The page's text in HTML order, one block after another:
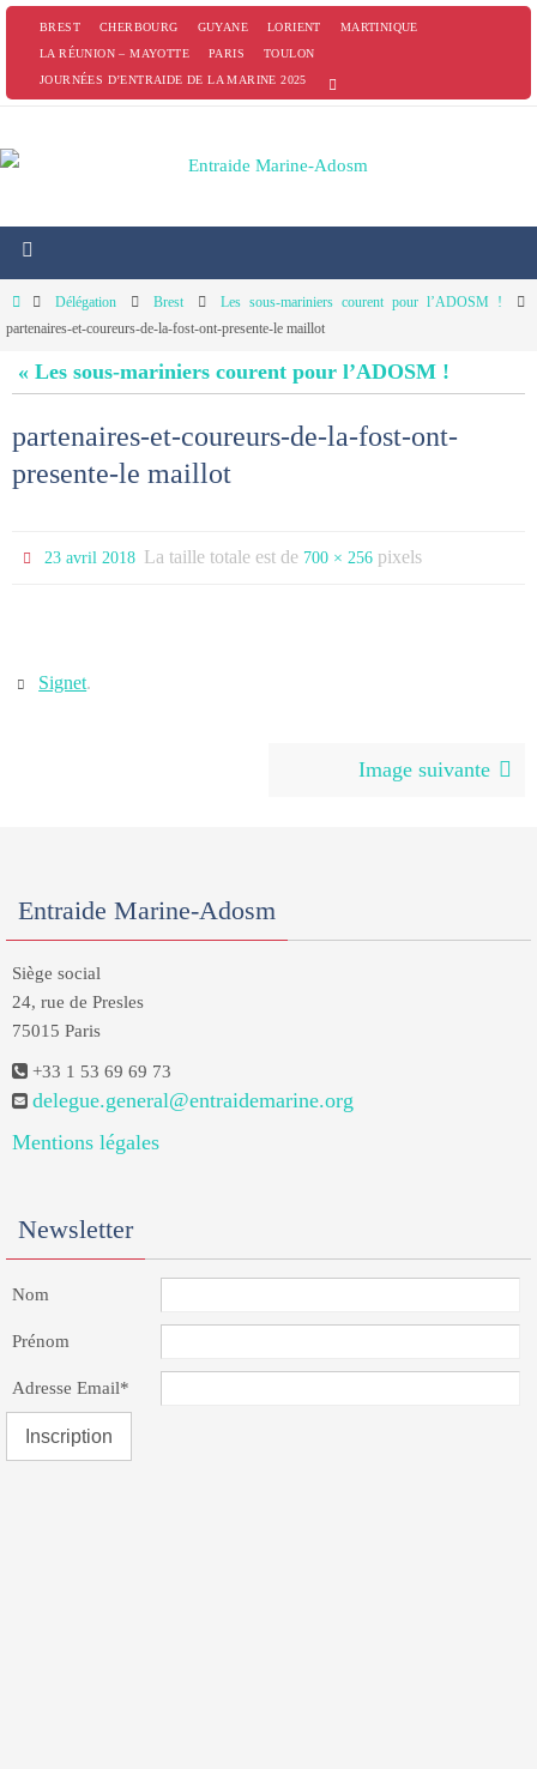
PasserBREST CHERBOURG GUYANE LORIENT
MARTINIQUE
LA RÉUNION – MAYOTTE
PARIS
TOULON
JOURNÉES D’ENTRAIDE DE LA MARINE 2025
HomeDélégation Brest
Les sous-mariniers courent pour l’ADOSM !
partenaires-et-coureurs-de-la-fost-ont-presente-le maillot
« Les sous-mariniers courent pour l’ADOSM !
partenaires-et-coureurs-de-la-fost-ont-
presente-le maillot
23 avril 2018 La taille totale est de 700 × 256 pixels
Signet.
Image suivante
Entraide Marine-Adosm
Siège social
24, rue de Presles
75015 Paris
+33 1 53 69 69 73
delegue.general@entraidemarine.org
Mentions légales
Newsletter
Nom
Prénom
Adresse Email*